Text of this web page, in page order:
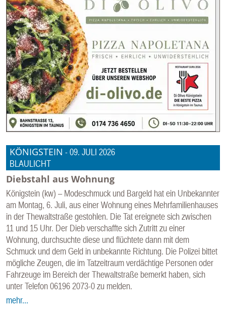
KÖNIGSTEIN -09. JULI 2026
BLAULICHT
Diebstahl aus Wohnung
Königstein (kw) – Modeschmuck und Bargeld hat ein Unbekannter
am Montag, 6. Juli, aus einer Wohnung eines Mehrfamilienhauses
in der Thewaltstraße gestohlen. Die Tat ereignete sich zwischen
11 und 15 Uhr. Der Dieb verschaffte sich Zutritt zu einer
Wohnung, durchsuchte diese und flüchtete dann mit dem
Schmuck und dem Geld in unbekannte Richtung. Die Polizei bittet
mögliche Zeugen, die im Tatzeitraum verdächtige Personen oder
Fahrzeuge im Bereich der Thewaltstraße bemerkt haben, sich
unter Telefon 06196 2073-0 zu melden.
mehr...